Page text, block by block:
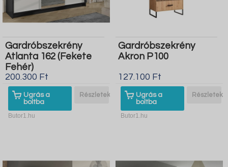
Gardróbszekrény
Atlanta 162 (Fekete
Fehér)
200.300 Ft
Ugrás a
boltba
Részletek
Butor1.hu
Gardróbszekrény
Akron P100
127.100 Ft
Ugrás a
boltba
Részletek
Butor1.hu